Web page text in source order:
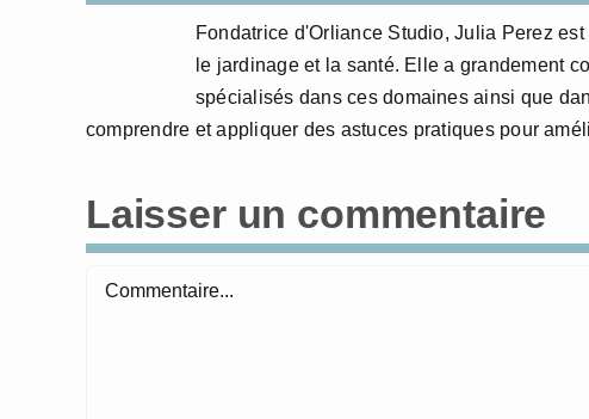
Fondatrice d'Orliance Studio, Julia Perez
le jardinage et la santé. Elle a grandement
spécialisés dans ces domaines ainsi que
comprendre et appliquer des astuces pratiques pour
Laisser un commentaire
Commentaire